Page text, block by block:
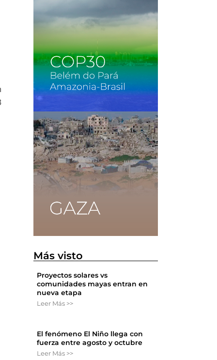
Más visto
Proyectos solares vs
comunidades mayas entran en
nueva etapa
Leer Más >>
El fenómeno El Niño llega con
fuerza entre agosto y octubre
Leer Más >>